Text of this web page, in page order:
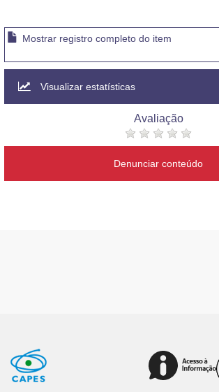
Mostrar registro completo do item
Visualizar estatísticas
Avaliação
Denunciar conteúdo